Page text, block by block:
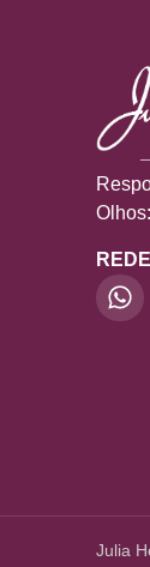
Julia